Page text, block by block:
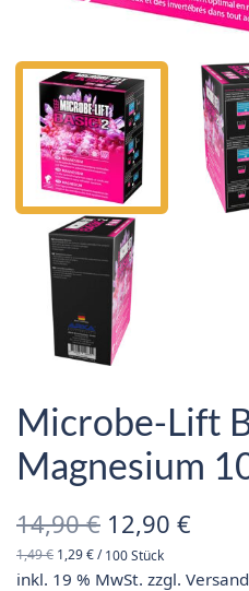
Microbe-Lift
Magnesium
14,90€
Preis war:
12,90€
1,49€ 1,29€/100Stück
inkl. 19 % MwSt. zzgl.